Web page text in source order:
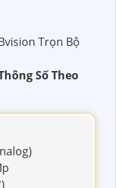
Số Theo